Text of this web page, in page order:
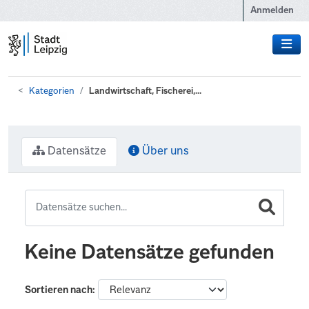
Anmelden
Kategorien Landwirtschaft, Fischerei,...
Datensätze Über uns
Keine Datensätze gefunden
Sortieren nach